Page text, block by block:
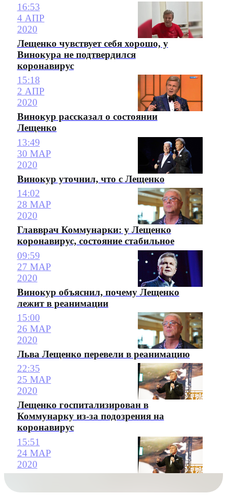
16:53
4 АПР
2020
Лещенко чувствует себя хорошо, у
Винокура не подтвердился
коронавирус
15:18
2 АПР
2020
Винокур рассказал о состоянии
Лещенко
13:49
30 МАР
2020
Винокур уточнил, что с Лещенко
14:02
28 МАР
2020
Главврач Коммунарки: у Лещенко
коронавирус, состояние стабильное
09:59
27 МАР
2020
Винокур объяснил, почему Лещенко
лежит в реанимации
15:00
26 МАР
2020
Льва Лещенко перевели в реанимацию
22:35
25 МАР
2020
Лещенко госпитализирован в
Коммунарку из-за подозрения на
коронавирус
15:51
24 МАР
2020